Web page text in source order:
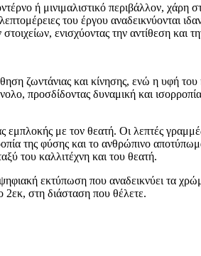
ή μινιμαλιστικό περιβάλλον,
του έργου αναδεικνύονται
ενισχύοντας την αντίθεση και
ζωντάνιας και κίνησης, ενώ η υφή
προσδίδοντας δυναμική και
με τον θεατή. Οι λεπτές
της φύσης και το ανθρώπινο
του καλλιτέχνη και του θεατή.
εκτύπωση που αναδεικνύει τα
στη διάσταση που θέλετε.